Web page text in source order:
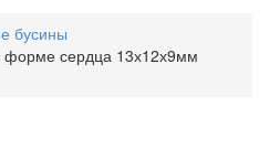
бусины
форме сердца 13х12х9мм